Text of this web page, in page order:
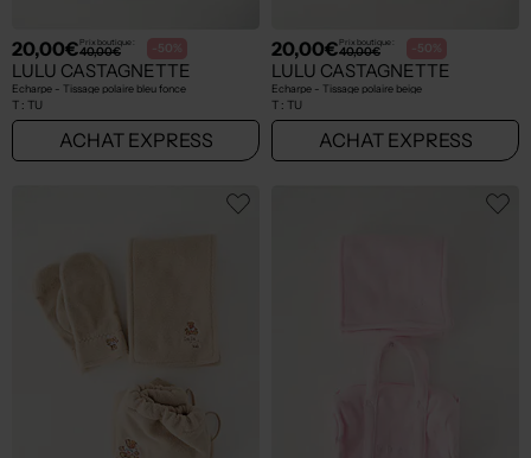
20,00€Prix boutique :
40,00€ -50%
LULU CASTAGNETTE
Echarpe - Tissage polaire bleu fonce
T : TU
ACHAT EXPRESS
20,00€Prix boutique :
40,00€ -50%
LULU CASTAGNETTE
Echarpe - Tissage polaire beige
T : TU
ACHAT EXPRESS